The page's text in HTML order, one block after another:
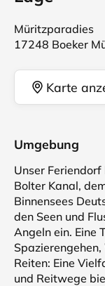
Müritzparadies
17248 Boeker
Karte
Umgebung
Unser
Bolter Kanal,
Binnensees
den Seen und
Angeln ein. Eine
Reiten: Eine
und Reitwege